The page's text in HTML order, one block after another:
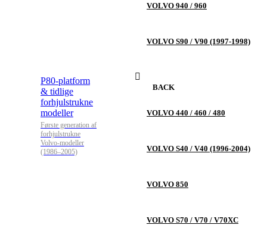
VOLVO 940 / 960
VOLVO S90 / V90 (1997-1998)
P80-platform
& tidlige
forhjulstrukne
modeller
Første generation af
forhjulstrukne
Volvo-modeller
(1986–2005)
BACK
VOLVO 440 / 460 / 480
VOLVO S40 / V40 (1996-2004)
VOLVO 850
VOLVO S70 / V70 / V70XC